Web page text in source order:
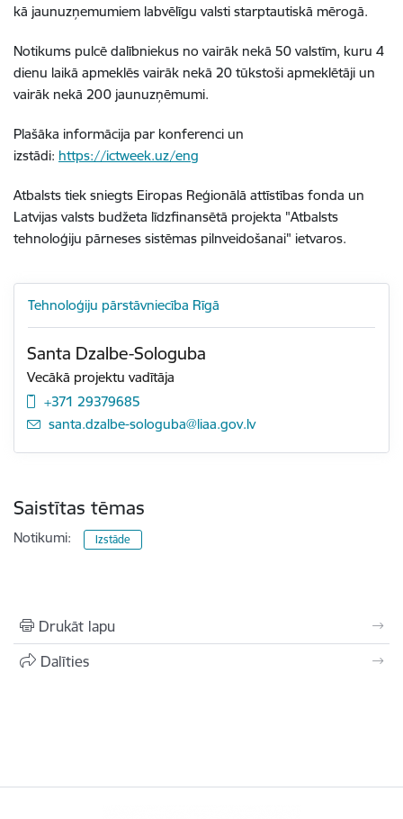
kā jaunuzņemumiem labvēlīgu valsti starptautiskā mērogā.
Notikums pulcē dalībniekus no vairāk nekā 50 valstīm, kuru 4
dienu laikā apmeklēs vairāk nekā 20 tūkstoši apmeklētāji un
vairāk nekā 200 jaunuzņēmumi.
Plašāka informācija par konferenci un
izstādi: https://ictweek.uz/eng
Atbalsts tiek sniegts Eiropas Reģionālā attīstības fonda un
Latvijas valsts budžeta līdzfinansētā projekta "Atbalsts
tehnoloģiju pārneses sistēmas pilnveidošanai" ietvaros.
Tehnoloģiju pārstāvniecība Rīgā
Santa Dzalbe-Sologuba
Vecākā projektu vadītāja
+371 29379685
E-pasts:
santa.dzalbe-sologuba@liaa.gov.lv
Saistītas tēmas
Notikumi: Izstāde
Drukāt lapu
Dalīties